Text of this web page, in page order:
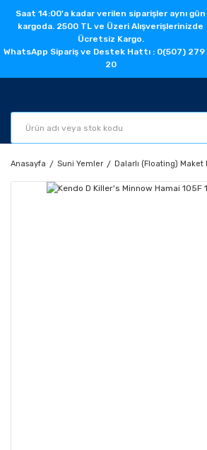
Saat 14:00'a kadar verilen siparişler aynı gün
kargoda. 2500 TL ve Üzeri Alışverişlerinizde
Ücretsiz Kargo.
WhatsApp Sipariş ve Destek Hattı : 0(507) 279
20
Anasayfa Suni Yemler Dalarlı (Floating) Maket